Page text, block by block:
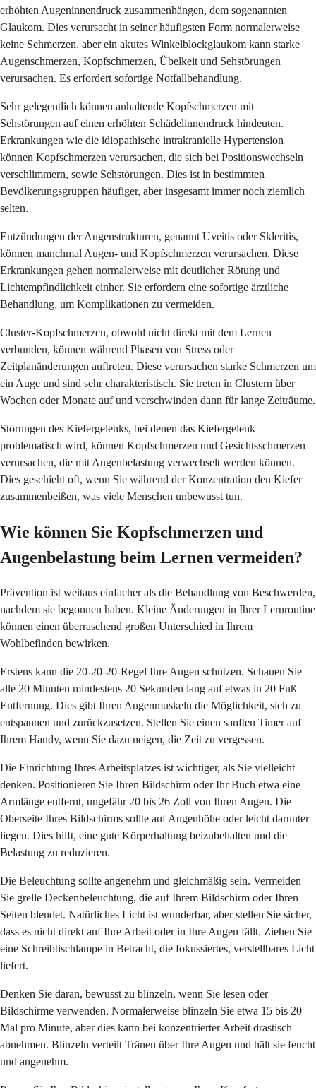
erhöhten Augeninnendruck zusammenhängen, dem sogenannten
Glaukom. Dies verursacht in seiner häufigsten Form normalerweise
keine Schmerzen, aber ein akutes Winkelblockglaukom kann starke
Augenschmerzen, Kopfschmerzen, Übelkeit und Sehstörungen
verursachen. Es erfordert sofortige Notfallbehandlung.
Sehr gelegentlich können anhaltende Kopfschmerzen mit
Sehstörungen auf einen erhöhten Schädelinnendruck hindeuten.
Erkrankungen wie die idiopathische intrakranielle Hypertension
können Kopfschmerzen verursachen, die sich bei Positionswechseln
verschlimmern, sowie Sehstörungen. Dies ist in bestimmten
Bevölkerungsgruppen häufiger, aber insgesamt immer noch ziemlich
selten.
Entzündungen der Augenstrukturen, genannt Uveitis oder Skleritis,
können manchmal Augen- und Kopfschmerzen verursachen. Diese
Erkrankungen gehen normalerweise mit deutlicher Rötung und
Lichtempfindlichkeit einher. Sie erfordern eine sofortige ärztliche
Behandlung, um Komplikationen zu vermeiden.
Cluster-Kopfschmerzen, obwohl nicht direkt mit dem Lernen
verbunden, können während Phasen von Stress oder
Zeitplanänderungen auftreten. Diese verursachen starke Schmerzen um
ein Auge und sind sehr charakteristisch. Sie treten in Clustern über
Wochen oder Monate auf und verschwinden dann für lange Zeiträume.
Störungen des Kiefergelenks, bei denen das Kiefergelenk
problematisch wird, können Kopfschmerzen und Gesichtsschmerzen
verursachen, die mit Augenbelastung verwechselt werden können.
Dies geschieht oft, wenn Sie während der Konzentration den Kiefer
zusammenbeißen, was viele Menschen unbewusst tun.
Wie können Sie Kopfschmerzen und
Augenbelastung beim Lernen vermeiden?
Prävention ist weitaus einfacher als die Behandlung von Beschwerden,
nachdem sie begonnen haben. Kleine Änderungen in Ihrer Lernroutine
können einen überraschend großen Unterschied in Ihrem
Wohlbefinden bewirken.
Erstens kann die 20-20-20-Regel Ihre Augen schützen. Schauen Sie
alle 20 Minuten mindestens 20 Sekunden lang auf etwas in 20 Fuß
Entfernung. Dies gibt Ihren Augenmuskeln die Möglichkeit, sich zu
entspannen und zurückzusetzen. Stellen Sie einen sanften Timer auf
Ihrem Handy, wenn Sie dazu neigen, die Zeit zu vergessen.
Die Einrichtung Ihres Arbeitsplatzes ist wichtiger, als Sie vielleicht
denken. Positionieren Sie Ihren Bildschirm oder Ihr Buch etwa eine
Armlänge entfernt, ungefähr 20 bis 26 Zoll von Ihren Augen. Die
Oberseite Ihres Bildschirms sollte auf Augenhöhe oder leicht darunter
liegen. Dies hilft, eine gute Körperhaltung beizubehalten und die
Belastung zu reduzieren.
Die Beleuchtung sollte angenehm und gleichmäßig sein. Vermeiden
Sie grelle Deckenbeleuchtung, die auf Ihrem Bildschirm oder Ihren
Seiten blendet. Natürliches Licht ist wunderbar, aber stellen Sie sicher,
dass es nicht direkt auf Ihre Arbeit oder in Ihre Augen fällt. Ziehen Sie
eine Schreibtischlampe in Betracht, die fokussiertes, verstellbares Licht
liefert.
Denken Sie daran, bewusst zu blinzeln, wenn Sie lesen oder
Bildschirme verwenden. Normalerweise blinzeln Sie etwa 15 bis 20
Mal pro Minute, aber dies kann bei konzentrierter Arbeit drastisch
abnehmen. Blinzeln verteilt Tränen über Ihre Augen und hält sie feucht
und angenehm.